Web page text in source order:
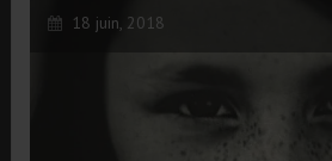
18 juin, 2018